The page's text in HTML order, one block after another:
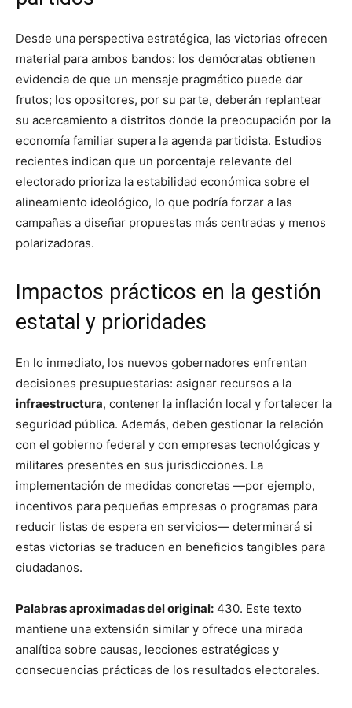
Desde una perspectiva estratégica, las victorias ofrecen
material para ambos bandos: los demócratas obtienen
evidencia de que un mensaje pragmático puede dar
frutos; los opositores, por su parte, deberán replantear
su acercamiento a distritos donde la preocupación por la
economía familiar supera la agenda partidista. Estudios
recientes indican que un porcentaje relevante del
electorado prioriza la estabilidad económica sobre el
alineamiento ideológico, lo que podría forzar a las
campañas a diseñar propuestas más centradas y menos
polarizadoras.
Impactos prácticos en la gestión
estatal y prioridades
En lo inmediato, los nuevos gobernadores enfrentan
decisiones presupuestarias: asignar recursos a la
infraestructura, contener la inflación local y fortalecer la
seguridad pública. Además, deben gestionar la relación
con el gobierno federal y con empresas tecnológicas y
militares presentes en sus jurisdicciones. La
implementación de medidas concretas —por ejemplo,
incentivos para pequeñas empresas o programas para
reducir listas de espera en servicios— determinará si
estas victorias se traducen en beneficios tangibles para
ciudadanos.
Palabras aproximadas del original: 430. Este texto
mantiene una extensión similar y ofrece una mirada
analítica sobre causas, lecciones estratégicas y
consecuencias prácticas de los resultados electorales.